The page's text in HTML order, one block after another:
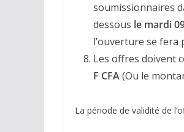
soumissionnaires
dessous le mardi
l’ouverture se fera
Les offres doivent
F CFA(Ou le
La période de validité de